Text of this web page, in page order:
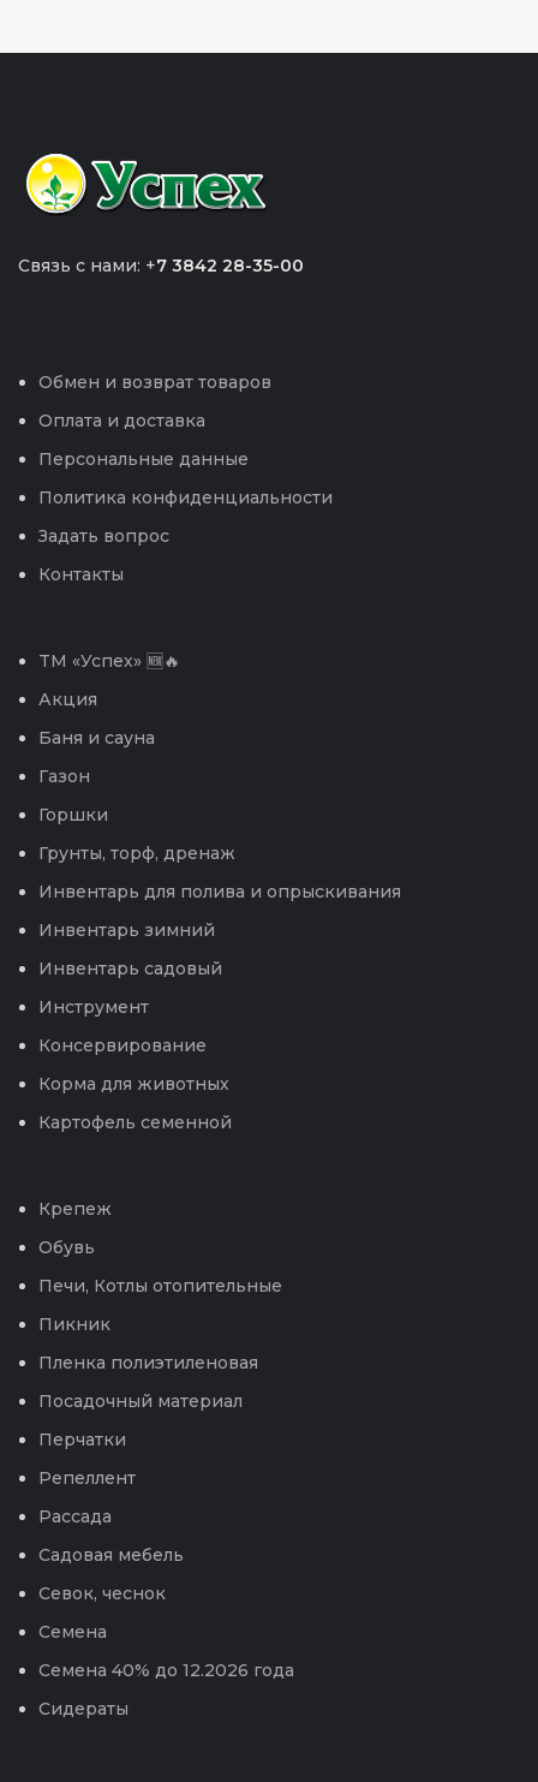
Связь с нами: +7 3842 28-35-00
Обмен и возврат товаров
Оплата и доставка
Персональные данные
Политика конфиденциальности
Задать вопрос
Контакты
TM «Успех» 🆕🔥
Акция
Баня и сауна
Газон
Горшки
Грунты, торф, дренаж
Инвентарь для полива и опрыскивания
Инвентарь зимний
Инвентарь садовый
Инструмент
Консервирование
Корма для животных
Картофель семенной
Крепеж
Обувь
Печи, Котлы отопительные
Пикник
Пленка полиэтиленовая
Посадочный материал
Перчатки
Репеллент
Рассада
Садовая мебель
Севок, чеснок
Семена
Семена 40% до 12.2026 года
Сидераты